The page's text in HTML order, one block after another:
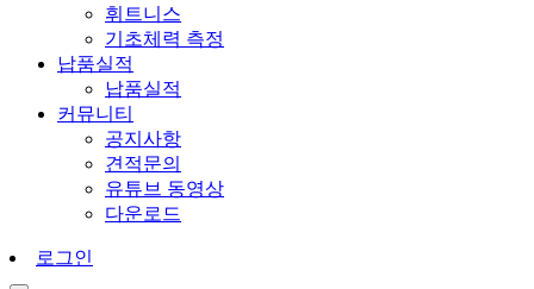
휘트니스
기초체력 측정
납품실적
납품실적
커뮤니티
공지사항
견적문의
유튜브 동영상
다운로드
로그인